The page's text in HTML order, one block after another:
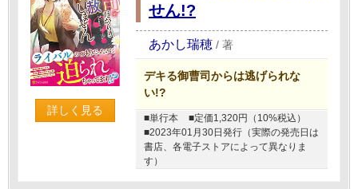
詳しく見る
せん!?
あかし瑞穂 / 著
デキる御曹司からは逃げられな
い!?
■単行本
■定価1,320円（10%税込）
■2023年01月30日発行（実際の発売日は
書店、各電子ストアによって異なりま
す）